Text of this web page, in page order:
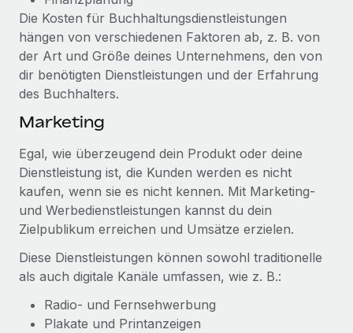
Die Kosten für Buchhaltungsdienstleistungen
hängen von verschiedenen Faktoren ab, z. B. von
der Art und Größe deines Unternehmens, den von
dir benötigten Dienstleistungen und der Erfahrung
des Buchhalters.
Marketing
Egal, wie überzeugend dein Produkt oder deine
Dienstleistung ist, die Kunden werden es nicht
kaufen, wenn sie es nicht kennen. Mit Marketing-
und Werbedienstleistungen kannst du dein
Zielpublikum erreichen und Umsätze erzielen.
Diese Dienstleistungen können sowohl traditionelle
als auch digitale Kanäle umfassen, wie z. B.:
Radio- und Fernsehwerbung
Plakate und Printanzeigen